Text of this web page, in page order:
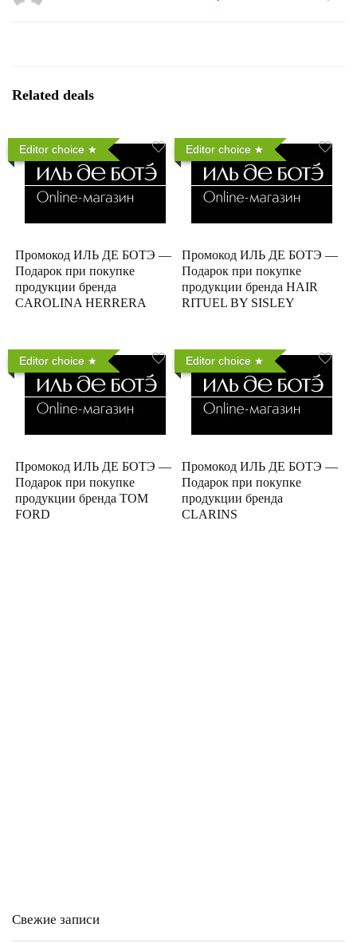
Related deals
Editor choice
Промокод ИЛЬ ДЕ БОТЭ —
Подарок при покупке
продукции бренда
CAROLINA HERRERA
Editor choice
Промокод ИЛЬ ДЕ БОТЭ —
Подарок при покупке
продукции бренда HAIR
RITUEL BY SISLEY
Editor choice
Промокод ИЛЬ ДЕ БОТЭ —
Подарок при покупке
продукции бренда TOM
FORD
Editor choice
Промокод ИЛЬ ДЕ БОТЭ —
Подарок при покупке
продукции бренда
CLARINS
Свежие записи